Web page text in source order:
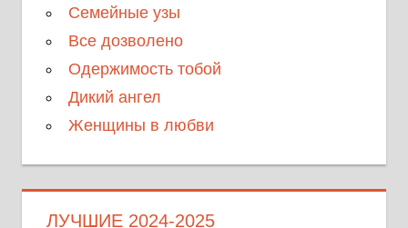
Семейные узы
Все дозволено
Одержимость тобой
Дикий ангел
Женщины в любви
ЛУЧШИЕ 2024-2025